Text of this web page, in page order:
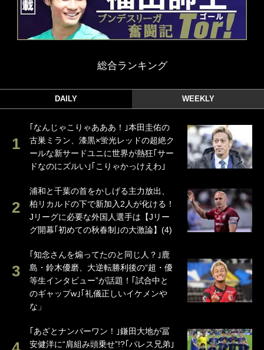
総合ランキング
DAILY WEEKLY
｢なんじゃこりゃあああ！｣本田圭佑の
古巣ミラン、漆黒×蛍光レッドの超絶ク
ールな新サードユニに世界が熱狂｢サー
ドなのにズルい｣｢こりゃかっけえわ｣
浦和と千葉の首をかしげる主力放出、
柏リカルドの下で新加入2人が化ける！
Jリーグに必要な外国人選手は【Jリー
グ開幕｢初めての秋春制｣の大激論】(4)
｢知念さんを煽ってたのと同じ人？｣鹿
島・鈴木優磨、大逆転勝利後の“超・優
等生インタビュー”が話題！｢試合中と
のギャップw｣｢礼儀正しいイケメンや
な」
｢あざとナンバーワン！｣鎌田大地が冨
安健洋に“肩組み頭乗せ”!?｢パレス兄弟｣